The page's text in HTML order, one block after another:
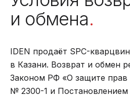
и обмена.
IDEN продаёт SPC-
в Казани. Возврат и обмен
Законом РФ «О защите прав
№ 2300-1 и Постановлением